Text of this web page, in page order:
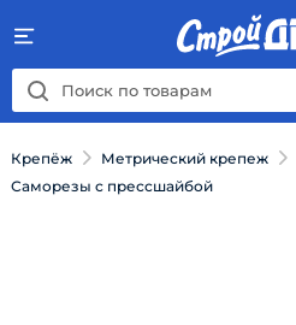
Крепёж Метрический крепеж
Саморезы с прессшайбой